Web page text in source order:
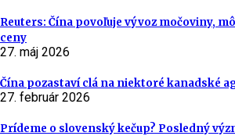
Reuters: Čína povoľuje vývoz močoviny,
ceny
27. máj 2026
Čína pozastaví clá na niektoré kanadské
27. február 2026
Prídeme o slovenský kečup? Posledný